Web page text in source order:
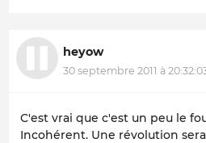
heyow
30 septembre 2011 à
C'est vrai que c'est un peu le
Incohérent. Une révolution